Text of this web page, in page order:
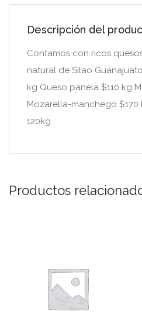
Descripción del
Contamos con ricos
natural de Silao
kg Queso panela $110 kg
Mozarella-manchego $170
120kg
Productos